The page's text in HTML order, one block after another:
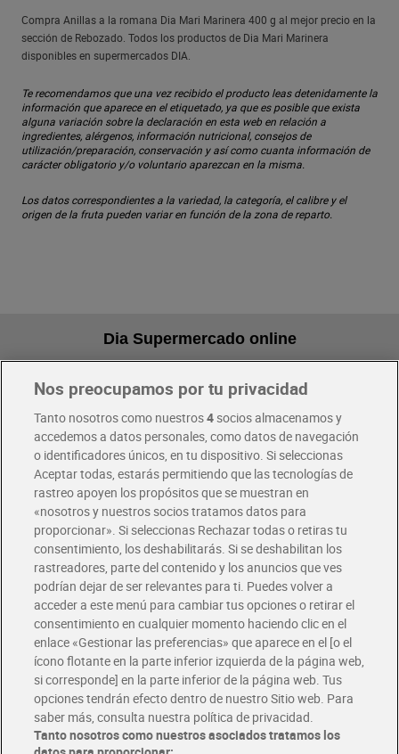
Compra Anillas a la romana Dia Mari Marinera 400 g al mejor precio en la
sección de Rebozado. Todos los productos de Dia Mari Marinera
disponibles en supermercados DIA.
Te recomendamos que una vez recibido el producto leas detenidamente la
información que aparece en el etiquetado, ya que es posible que exista
alguna variación sobre la declaración en esta web en relación a
ingredientes, alérgenos, información nutricional, consejos de
utilización/preparación, conservación y así como cuanta información de
carácter obligatorio y/o voluntario aparezcan en la misma.
Los datos correspondientes a la variedad, la categoría, el calibre y el
origen de la fruta pueden variar en función de la zona de reparto.
Dia Supermercado online
Pide hoy, recibe hoy
Envío gratis por compras superiores a 100€
Envío estandar por 4,99€
Glovo y Uber Eats
Solicita tu factura de Glovo o Uber Eats
Únete al CLUB Dia
Disfruta las ventajas y ofertas exclusivas.
Descárgate la APP Dia
Folletos y Tiendas
Descubre las mejores ofertas y busca tu tienda más cercana
Tarjeta MaX Dia
Te devuelve hasta 8€/mes de tus compras.
Nos preocupamos por tu privacidad
Tanto nosotros como nuestros4socios almacenamos y
accedemos a datos personales, como datos de navegación
o identificadores únicos, en tu dispositivo. Si seleccionas
Aceptar todas, estarás permitiendo que las tecnologías de
rastreo apoyen los propósitos que se muestran en
«nosotros y nuestros socios tratamos datos para
proporcionar». Si seleccionas Rechazar todas o retiras tu
consentimiento, los deshabilitarás. Si se deshabilitan los
rastreadores, parte del contenido y los anuncios que ves
podrían dejar de ser relevantes para ti. Puedes volver a
acceder a este menú para cambiar tus opciones o retirar el
consentimiento en cualquier momento haciendo clic en el
enlace «Gestionar las preferencias» que aparece en el [o el
ícono flotante en la parte inferior izquierda de la página web,
si corresponde] en la parte inferior de la página web. Tus
opciones tendrán efecto dentro de nuestro Sitio web. Para
saber más, consulta nuestra política de privacidad.
Tanto nosotros como nuestros asociados tratamos los